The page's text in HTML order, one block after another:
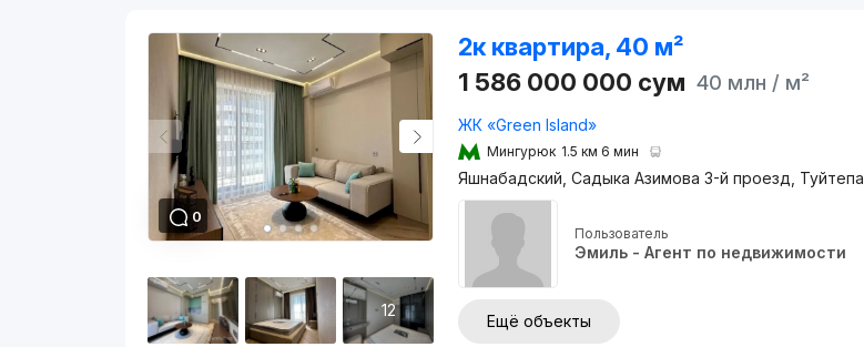
0
12
2к квартира, 40 м²
1 586 000 000 сум 40 млн / м²
ЖК «Green Island»
Мингурюк 1.5 км 6 мин
Яшнабадский, Садыка Азимова 3-й проезд, Туйтепа
Пользователь
Эмиль - Агент по недвижимости
Ещё объекты